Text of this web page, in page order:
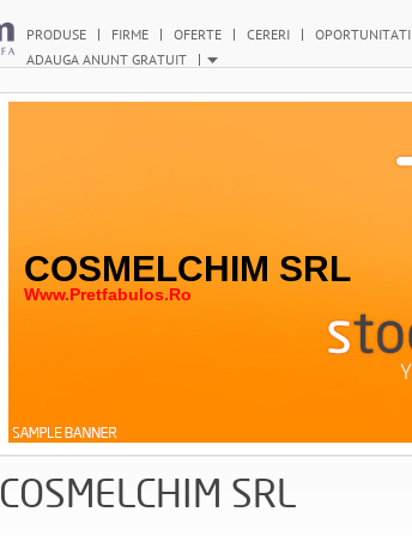
PRODUSE FIRME OFERTE CERERI OPORTUNITATI
ADAUGA ANUNT GRATUIT
COSMELCHIM SRL
Www.pretfabulos.ro
COSMELCHIM SRL